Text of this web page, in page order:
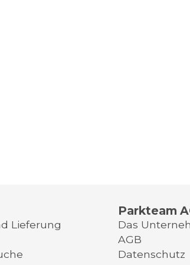
Lieferung
Parkteam
Das
AGB
Datenschutz